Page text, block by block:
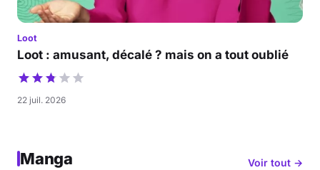
Loot
Loot : amusant, décalé ? mais on a tout oublié
22 juil. 2026
Manga Voir tout →